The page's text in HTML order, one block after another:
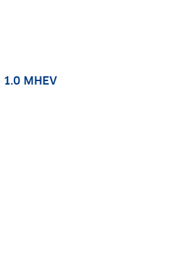
1.0 mhev, 92 kW, Benzine,
MHEV